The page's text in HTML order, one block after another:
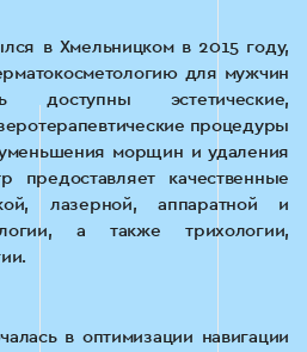
в Хмельницком в 2015 году,
для мужчин
эстетические,
процедуры
морщин и удаления
предоставляет качественные
лазерной, аппаратной и
а также трихологии,
в оптимизации навигации